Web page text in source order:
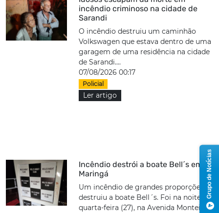
incêndio criminoso na cidade de
Sarandi
O incêndio destruiu um caminhão
Volkswagen que estava dentro de uma
garagem de uma residência na cidade
de Sarandi....
07/08/2026 00:17
Policial
Ler artigo
Incêndio destrói a boate Bell´s em
Maringá
Um incêndio de grandes proporções
destruiu a boate Bell´s. Foi na noite de
quarta-feira (27), na Avenida Monteiro...
Grupo de Notícias